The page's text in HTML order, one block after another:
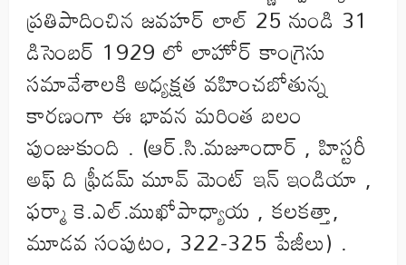
ప్రతిపాదించిన జవహర్ లాల్ 25 నుండి 31
డిసెంబర్ 1929 లో లాహోర్ కాంగ్రెసు
సమావేశాలకి అధ్యక్షత వహించబోతున్న
కారణంగా ఈ భావన మరింత బలం
పుంజుకుంది . (ఆర్.సి.మజూందార్ , హిస్టరీ
అఫ్ ది ఫ్రీడమ్ మూవ్ మెంట్ ఇన్ ఇండియా ,
ఫర్మా కె.ఎల్.ముఖోపాధ్యాయ , కలకత్తా,
మూడవ సంపుటం, 322-325 పేజీలు) .